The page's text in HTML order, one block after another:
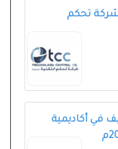
تحكم
في أكاديمية